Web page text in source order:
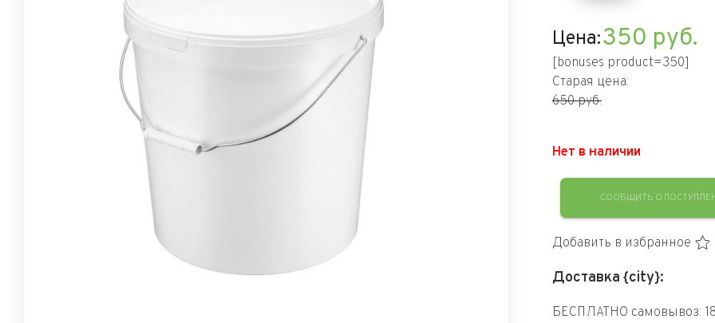
Цена:350 руб.
[bonuses product=350]
Старая цена:
650 руб.
Нет в наличии
СООБЩИТЬ О
Добавить в избранное
Доставка {city}:
БЕСПЛАТНО самовывоз: